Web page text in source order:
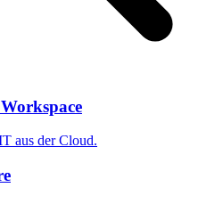
aus der Cloud.